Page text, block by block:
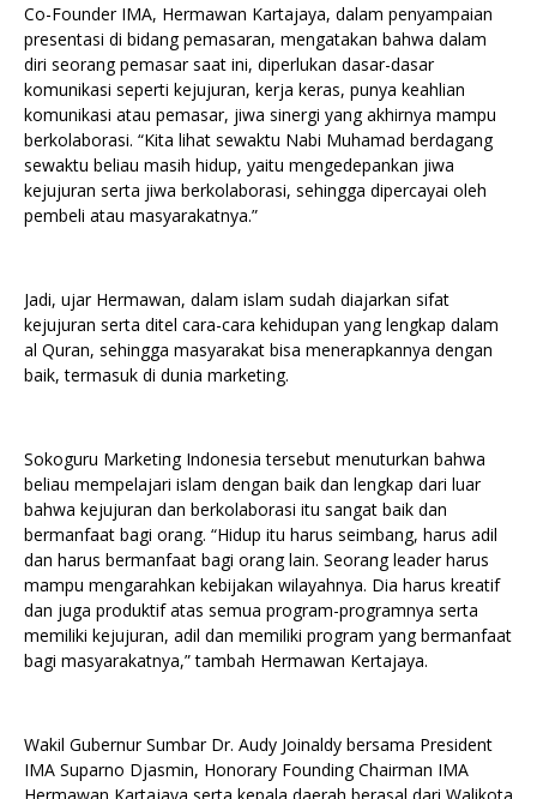
Co-Founder IMA, Hermawan Kartajaya, dalam penyampaian
presentasi di bidang pemasaran, mengatakan bahwa dalam
diri seorang pemasar saat ini, diperlukan dasar-dasar
komunikasi seperti kejujuran, kerja keras, punya keahlian
komunikasi atau pemasar, jiwa sinergi yang akhirnya mampu
berkolaborasi. “Kita lihat sewaktu Nabi Muhamad berdagang
sewaktu beliau masih hidup, yaitu mengedepankan jiwa
kejujuran serta jiwa berkolaborasi, sehingga dipercayai oleh
pembeli atau masyarakatnya.”
Jadi, ujar Hermawan, dalam islam sudah diajarkan sifat
kejujuran serta ditel cara-cara kehidupan yang lengkap dalam
al Quran, sehingga masyarakat bisa menerapkannya dengan
baik, termasuk di dunia marketing.
Sokoguru Marketing Indonesia tersebut menuturkan bahwa
beliau mempelajari islam dengan baik dan lengkap dari luar
bahwa kejujuran dan berkolaborasi itu sangat baik dan
bermanfaat bagi orang. “Hidup itu harus seimbang, harus adil
dan harus bermanfaat bagi orang lain. Seorang leader harus
mampu mengarahkan kebijakan wilayahnya. Dia harus kreatif
dan juga produktif atas semua program-programnya serta
memiliki kejujuran, adil dan memiliki program yang bermanfaat
bagi masyarakatnya,” tambah Hermawan Kertajaya.
Wakil Gubernur Sumbar Dr. Audy Joinaldy bersama President
IMA Suparno Djasmin, Honorary Founding Chairman IMA
Hermawan Kartajaya serta kepala daerah berasal dari Walikota